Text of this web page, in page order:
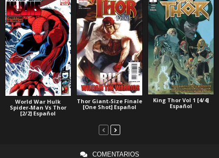
World War Hulk
Spider-Man Vs Thor
[2/2] Español
Thor Giant-Size Finale
[One Shot] Español
King Thor Vol 1 [4/4]
Español
COMENTARIOS